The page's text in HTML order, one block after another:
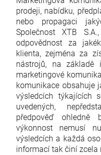
prodeji, nabídku,
nebo propagaci
Společnost XTB
odpovědnost za
klienta, zejména za
nástrojů, na základě
marketingové
komunikace obsahuje
výsledcích týkajících
uvedených,
předpověď ohledně
výkonnost nemusí
výsledcích a každá
informací tak činí zcela